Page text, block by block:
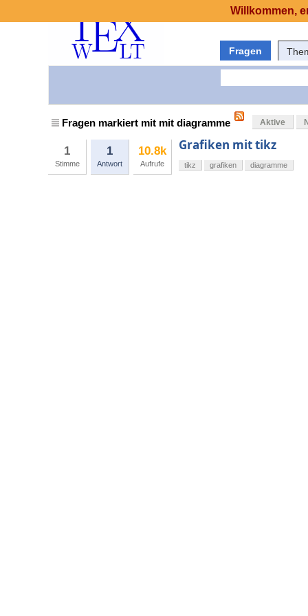
Fragen
Fragen markiert mit mit diagramme Aktive
1
Stimme
1
Antwort
10.8k
Aufrufe
Grafiken mit tikz
tikz grafiken diagramme
Willkommen,